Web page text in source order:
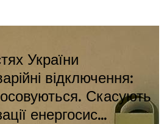
України
відключення:
Скасують
енергосис…